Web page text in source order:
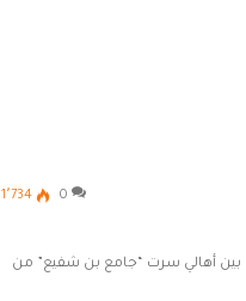
0 1٬734
بين أهالي سرت “جامع بن شفيع” من